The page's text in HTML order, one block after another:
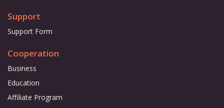
Support
Support Form
Cooperation
Business
Education
Affiliate Program